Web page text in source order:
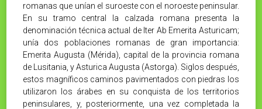
romanas que unían el suroeste con el noroeste peninsular.
En su tramo central la calzada romana presenta la
denominación técnica actual de Iter Ab Emerita Asturicam;
unía dos poblaciones romanas de gran importancia:
Emerita Augusta (Mérida), capital de la provincia romana
de Lusitania, y Asturica Augusta (Astorga). Siglos después,
estos magníficos caminos pavimentados con piedras los
utilizaron los árabes en su conquista de los territorios
peninsulares, y, posteriormente, una vez completada la